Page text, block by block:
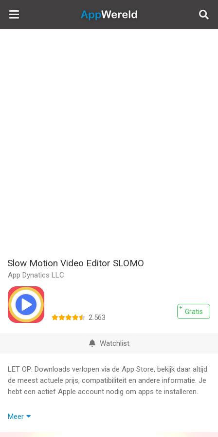
AppWereld
Slow Motion Video Editor SLOMO
App Dynatics LLC
Gratis
2.563
Watchlist
LET OP: Downloads verlopen via de App Store, bekijk daar altijd
de meest actuele prijs, compatibiliteit en andere informatie. Je
hebt een actief Apple account nodig om apps te installeren.
Perfect Video Editor is the most popular video editor app on
Meer